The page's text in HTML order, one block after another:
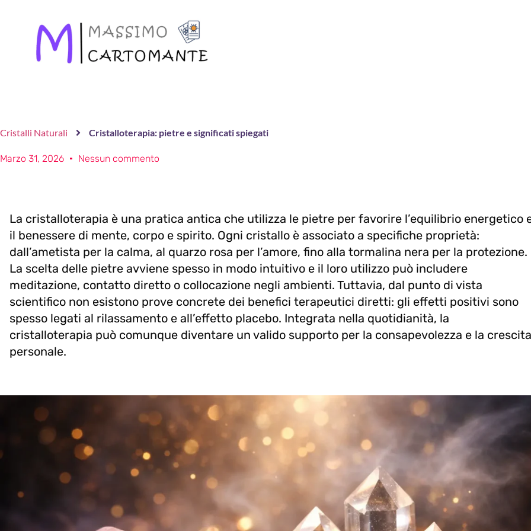
Cristalli Naturali Cristalloterapia: pietre e significati spiegati
Marzo 31, 2026 Nessun commento
La cristalloterapia è una pratica antica che utilizza le pietre per favorire l’equilibrio energetico
il benessere di mente, corpo e spirito. Ogni cristallo è associato a specifiche proprietà:
dall’ametista per la calma, al quarzo rosa per l’amore, fino alla tormalina nera per la protezione.
La scelta delle pietre avviene spesso in modo intuitivo e il loro utilizzo può includere
meditazione, contatto diretto o collocazione negli ambienti. Tuttavia, dal punto di vista
scientifico non esistono prove concrete dei benefici terapeutici diretti: gli effetti positivi sono
spesso legati al rilassamento e all’effetto placebo. Integrata nella quotidianità, la
cristalloterapia può comunque diventare un valido supporto per la consapevolezza e la crescita
personale.